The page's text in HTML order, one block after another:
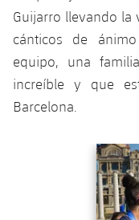
Guijarro llevando la
cánticos de
equipo, una
increíble y que
Barcelona.
label.aria.chevronleft